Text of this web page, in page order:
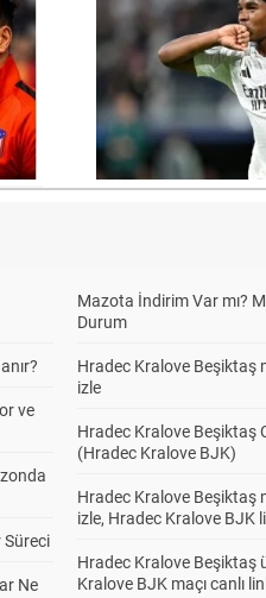
ve
Süreci
Ne
Mazota İndirim Var mı?
Durum
Hradec Kralove Beşiktaş
izle
Hradec Kralove Beşiktaş
(Hradec Kralove BJK)
Hradec Kralove Beşiktaş
izle, Hradec Kralove BJK
Hradec Kralove Beşiktaş
Kralove BJK maçı canlı